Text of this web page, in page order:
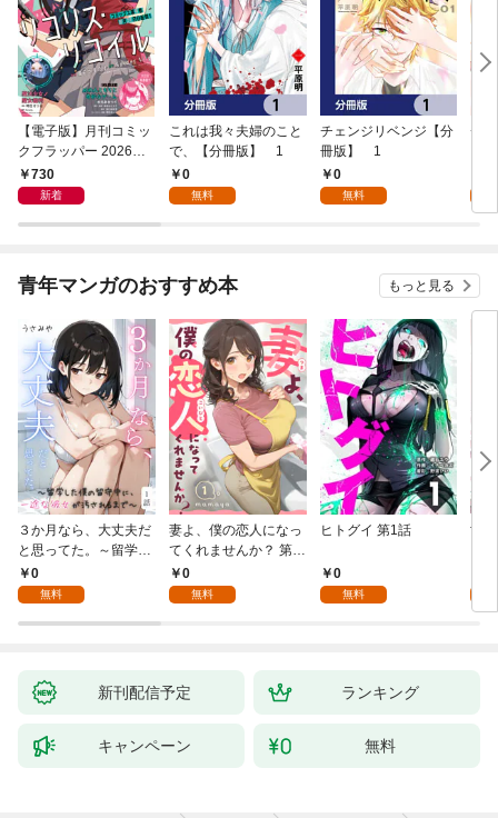
【電子版】月刊コミッ
クフラッパー 2026年9
月号730
新着
これは我々夫婦のこと
で、【分冊版】 1
0
無料
チェンジリベンジ【分
冊版】 1
0
無料
チ
青年マンガのおすすめ本 もっと見る
３か月なら、大丈夫だ
と思ってた。～留学し
た僕の留守中に、一途
な彼女が汚されるまで
0
無料
妻よ、僕の恋人になっ
てくれませんか？ 第1
話0
無料
ヒトグイ 第1話
0
無料
世
新刊配信予定 ランキング
キャンペーン 無料